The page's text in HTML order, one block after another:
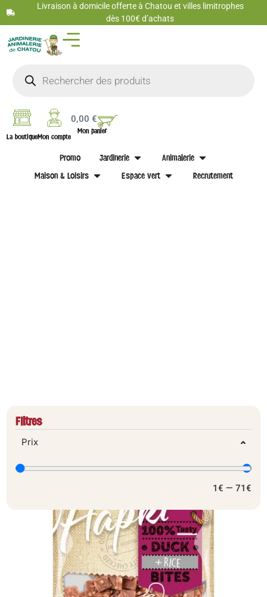
Livraison à domicile offerte à Chatou et villes limitrophes
dès 100€ d’achats
La boutiqueMon compte
0,00€
Mon panier
Promo Jardinerie
Animalerie
Maison & Loisirs
Espace vert Recrutement
Filtres
Prix
1 € — 71 €